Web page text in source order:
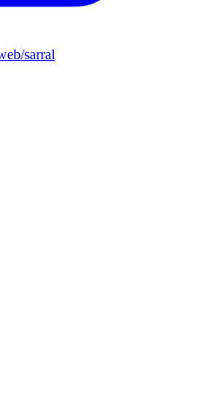
sarral